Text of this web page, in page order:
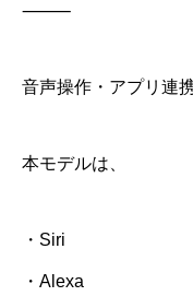
⸻
音声操作・アプリ連
本モデルは、
・Siri
・Alexa